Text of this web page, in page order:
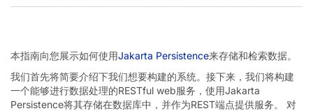
本指南向您展示如何使用Jakarta Persistence来存储和检索数据。
我们首先将简要介绍下我们想要构建的系统。接下来，我们将构建
一个能够进行数据处理的RESTful web服务，使用Jakarta
Persistence将其存储在数据库中，并作为REST端点提供服务。 对